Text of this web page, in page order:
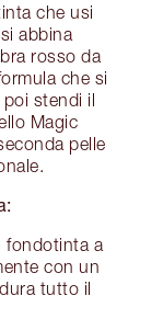
che usi
abbina
rosso da
che si
stendi il
Magic
pelle
fondotinta a
con un
tutto il